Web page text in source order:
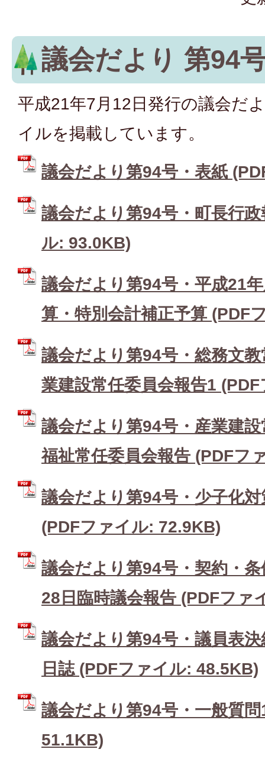
議会だより 第94
平成21年7月12日発行の議会だ
イルを掲載しています。
議会だより第94号・表紙
議会だより第94号・町長行
ル: 93.0KB)
議会だより第94号・平成21
算・特別会計補正予算 (PDF
議会だより第94号・総務文
業建設常任委員会報告1
議会だより第94号・産業建
福祉常任委員会報告 (PDFフ
議会だより第94号・少子化
(PDFファイル: 72.9KB)
議会だより第94号・契約・
28日臨時議会報告 (PDFファ
議会だより第94号・議員表
日誌 (PDFファイル: 48.5KB)
議会だより第94号・一般質
51.1KB)